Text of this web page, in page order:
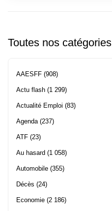
Toutes nos catégories
AAESFF (908)
Actu flash (1 299)
Actualité Emploi (83)
Agenda (237)
ATF (23)
Au hasard (1 058)
Automobile (355)
Décès (24)
Economie (2 186)